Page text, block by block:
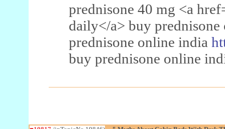
prednisone 40 mg <a
daily</a> buy
prednisone online india
buy prednisone online